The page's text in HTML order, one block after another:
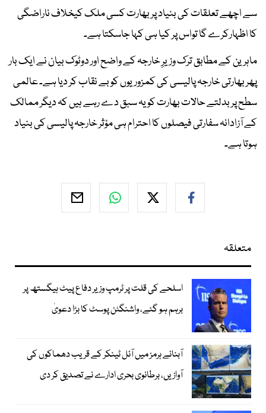
سے اچھے تعلقات کی بنیاد پربھارت کسی ملک کیخلاف ناراضگی
کا اظہارکرے گا تواس پر کیا ہی کہا جاسکتا ہے۔
ماہرین کے مطابق ترک وزیرِ خارجہ کے واضح اور دوٹوک بیان نے ایک بار
پھر بھارتی خارجہ پالیسی کی کمزوریوں کو بے نقاب کر دیا ہے۔ عالمی
سطح پر بدلتے حالات بھارت کو یہ سبق دے رہے ہیں کہ دیگر ممالک
کے آزادانہ سفارتی فیصلوں کا احترام ہی مؤثر خارجہ پالیسی کی بنیاد
ہوتا ہے۔
متعلقہ
اسلحے کی قلت پر ٹرمپ وزیر دفاع پیٹ ہیگستھ پر
برہم ہو گئے، واشنگٹن پوسٹ کا بڑا دعویٰ
آبنائے ہرمز میں آئل ٹینکر کے قریب دھماکوں کی
آوازیں، برطانوی بحری ادارے نے تصدیق کر دی